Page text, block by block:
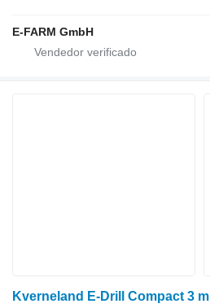
E-FARM GmbH
Kverneland E-Drill Compact 3 m